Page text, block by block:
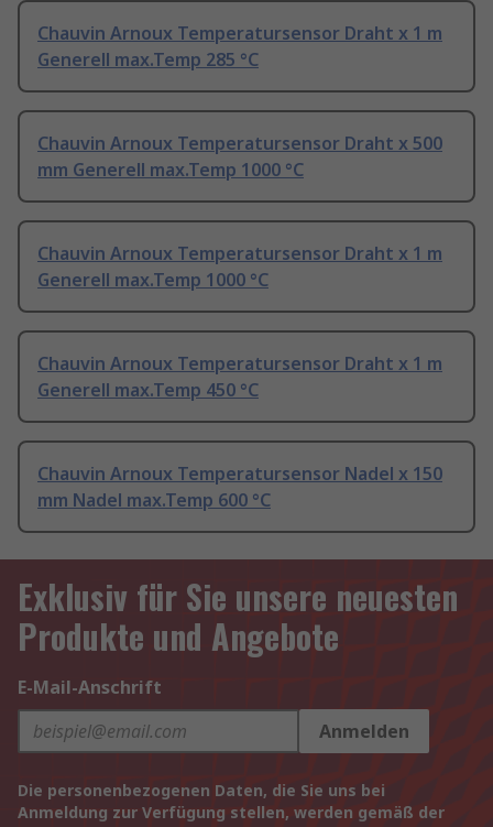
Chauvin Arnoux Temperatursensor Draht x 1 m
Generell max.Temp 285 °C
Chauvin Arnoux Temperatursensor Draht x 500
mm Generell max.Temp 1000 °C
Chauvin Arnoux Temperatursensor Draht x 1 m
Generell max.Temp 1000 °C
Chauvin Arnoux Temperatursensor Draht x 1 m
Generell max.Temp 450 °C
Chauvin Arnoux Temperatursensor Nadel x 150
mm Nadel max.Temp 600 °C
Exklusiv für Sie unsere neuesten
Produkte und Angebote
E-Mail-Anschrift
Anmelden
Die personenbezogenen Daten, die Sie uns bei
Anmeldung zur Verfügung stellen, werden gemäß der